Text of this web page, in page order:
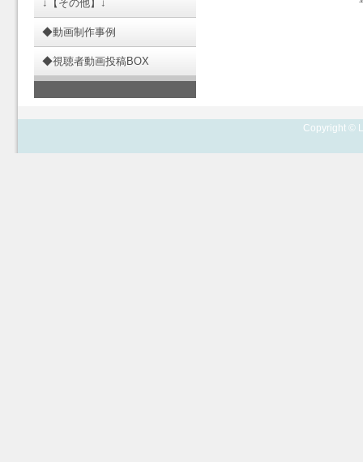
↓【その他】↓
◆動画制作事例
◆視聴者動画投稿BOX
Copyright ©